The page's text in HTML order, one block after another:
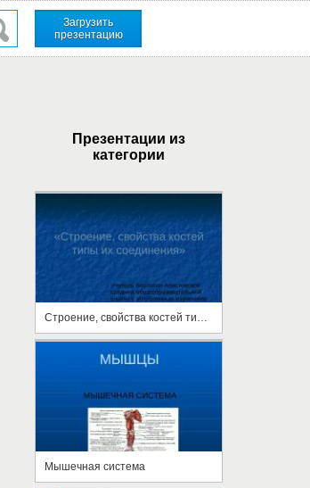
Загрузить
презентацию
Презентации из
категории
Строение, свойства костей типы их соединения
Мышечная система